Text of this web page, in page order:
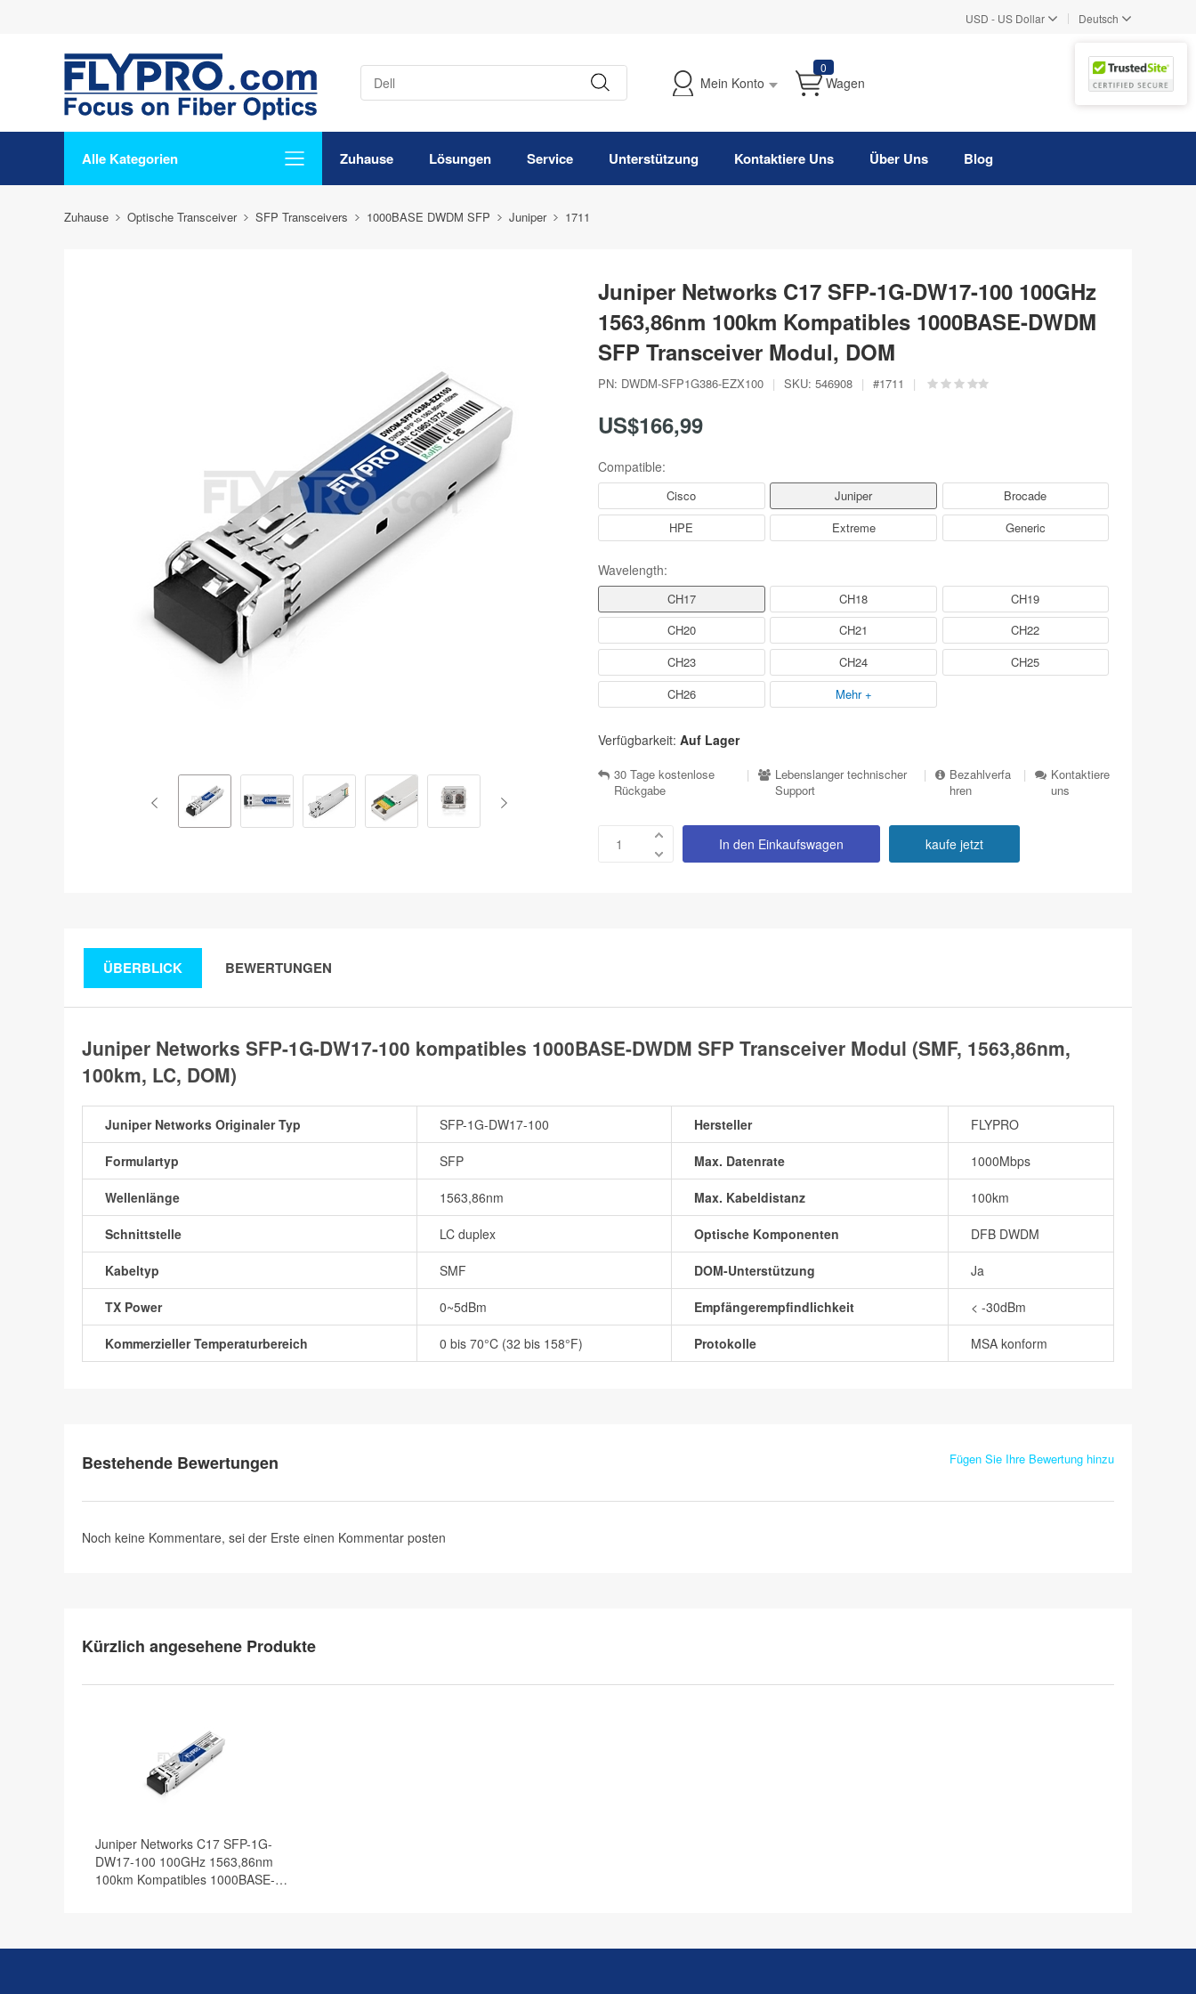
USD - US Dollar | Deutsch
Mein Konto
0
Wagen
Alle Kategorien Zuhause Lösungen Service Unterstützung Kontaktiere Uns Über Uns Blog
Zuhause Optische Transceiver SFP Transceivers 1000BASE DWDM SFP Juniper 1711
Juniper Networks C17 SFP-1G-DW17-100 100GHz
1563,86nm 100km Kompatibles 1000BASE-DWDM
SFP Transceiver Modul, DOM
PN: DWDM-SFP1G386-EZX100 | SKU: 546908 | #1711 |
US$166,99
Compatible:
Cisco Juniper
Brocade
HPE
Extreme Generic
Wavelength:
CH17 CH18
CH19
CH20
CH21
CH22
CH23
CH24
CH25
CH26
Mehr +
Verfügbarkeit: Auf Lager
30 Tage kostenlose
Rückgabe
|
Lebenslanger technischer
Support
|
Bezahlverfa
hren
|
Kontaktiere
uns
In den Einkaufswagen kaufe jetzt
ÜBERBLICK BEWERTUNGEN
Juniper Networks SFP-1G-DW17-100 kompatibles 1000BASE-DWDM SFP Transceiver Modul (SMF, 1563,86nm,
100km, LC, DOM)
Juniper Networks Originaler Typ SFP-1G-DW17-100 Hersteller FLYPRO
Formulartyp SFP Max. Datenrate 1000Mbps
Wellenlänge 1563,86nm Max. Kabeldistanz 100km
Schnittstelle LC duplex Optische Komponenten DFB DWDM
Kabeltyp SMF DOM-Unterstützung Ja
TX Power 0~5dBm Empfängerempfindlichkeit < -30dBm
Kommerzieller Temperaturbereich 0 bis 70°C (32 bis 158°F) Protokolle MSA konform
Bestehende Bewertungen Fügen Sie Ihre Bewertung hinzu
Noch keine Kommentare, sei der Erste einen Kommentar posten
Kürzlich angesehene Produkte
Juniper Networks C17 SFP-1G-
DW17-100 100GHz 1563,86nm
100km Kompatibles 1000BASE-